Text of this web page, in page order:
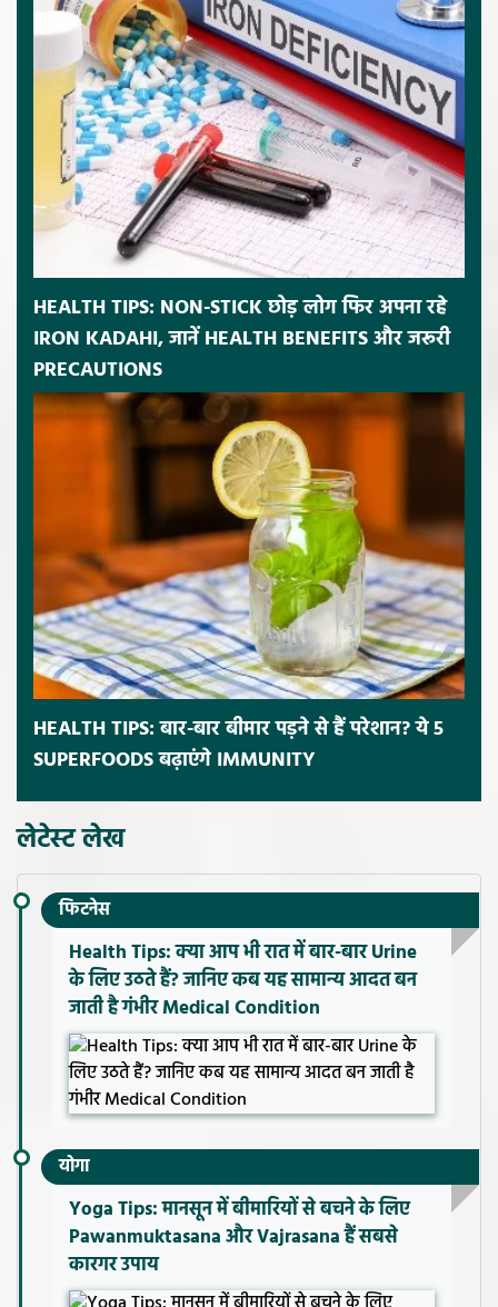
HEALTH TIPS: NON-STICK छोड़ लोग फिर अपना रहे
IRON KADAHI, जानें HEALTH BENEFITS और जरूरी
PRECAUTIONS
HEALTH TIPS: बार-बार बीमार पड़ने से हैं परेशान? ये 5
SUPERFOODS बढ़ाएंगे IMMUNITY
लेटेस्ट लेख
फिटनेस
Health Tips: क्या आप भी रात में बार-बार Urine
के लिए उठते हैं? जानिए कब यह सामान्य आदत बन
जाती है गंभीर Medical Condition
योगा
Yoga Tips: मानसून में बीमारियों से बचने के लिए
Pawanmuktasana और Vajrasana हैं सबसे
कारगर उपाय